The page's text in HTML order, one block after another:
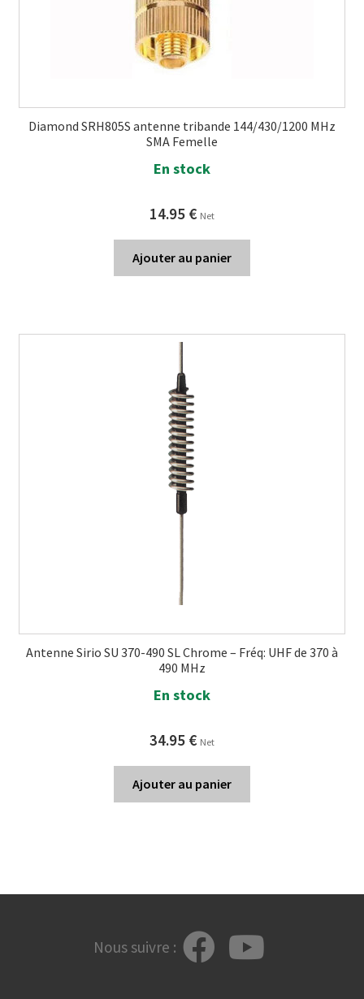
Diamond SRH805S antenne tribande 144/430/1200 MHz
SMA Femelle
En stock
14.95 € Net
Ajouter au panier
Antenne Sirio SU 370-490 SL Chrome – Fréq: UHF de 370 à
490 MHz
En stock
34.95 € Net
Ajouter au panier
Nous suivre :